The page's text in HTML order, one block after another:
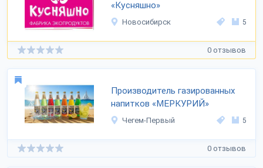
«Кусняшно»
Новосибирск 5
0 отзывов
Производитель газированных
напитков «МЕРКУРИЙ»
Чегем-Первый 5
0 отзывов